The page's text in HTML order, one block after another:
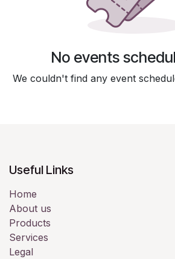
No events
We couldn't find any event
Useful Links
Home
About us
Products
Services
Legal